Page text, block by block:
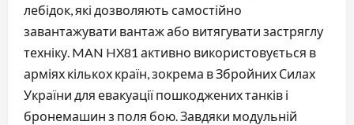
лебідок, які дозволяють самостійно
завантажувати вантаж або витягувати застряглу
техніку. MAN HX81 активно використовується в
арміях кількох країн, зокрема в Збройних Силах
України для евакуації пошкоджених танків і
бронемашин з поля бою. Завдяки модульній